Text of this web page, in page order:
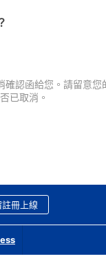
認函給您。請留意
已取消。
冊上線